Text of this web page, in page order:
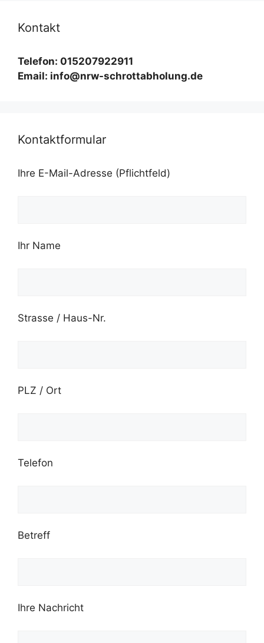
Kontakt
Telefon: 015207922911
Email: info@nrw-schrottabholung.de
Kontaktformular
Ihre E-Mail-Adresse (Pflichtfeld)
Ihr Name
Strasse / Haus-Nr.
PLZ / Ort
Telefon
Betreff
Ihre Nachricht